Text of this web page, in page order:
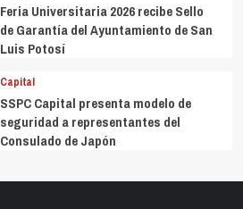
Feria Universitaria 2026 recibe Sello
de Garantía del Ayuntamiento de San
Luis Potosí
Capital
SSPC Capital presenta modelo de
seguridad a representantes del
Consulado de Japón